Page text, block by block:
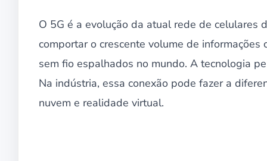
O 5G é a evolução da atual rede de celulares
comportar o crescente volume de
sem fio espalhados no mundo. A tecnologia
Na indústria, essa conexão pode fazer a
nuvem e realidade virtual.